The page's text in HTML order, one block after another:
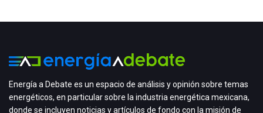
Energía a Debate es un espacio de análisis y opinión sobre temas
energéticos, en particular sobre la industria energética mexicana,
donde se incluyen noticias y artículos de fondo con la misión de